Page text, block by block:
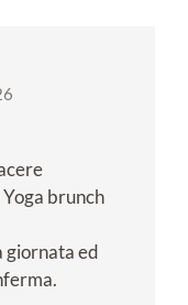
brunch
giornata ed